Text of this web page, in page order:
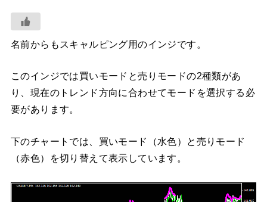
名前からもスキャルピング用のインジです。
このインジでは買いモードと売りモードの2種類があ
り、現在のトレンド方向に合わせてモードを選択する必
要があります。
下のチャートでは、買いモード（水色）と売りモード
（赤色）を切り替えて表示しています。